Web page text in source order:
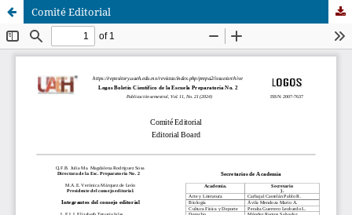
Comité Editorial